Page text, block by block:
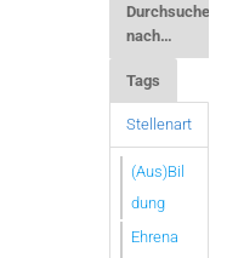
Durchsuchen
nach…
Tags
Stellenart
(Aus)Bil
dung
Ehrena